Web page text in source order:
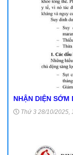
Thứ 3 28/10/2025,